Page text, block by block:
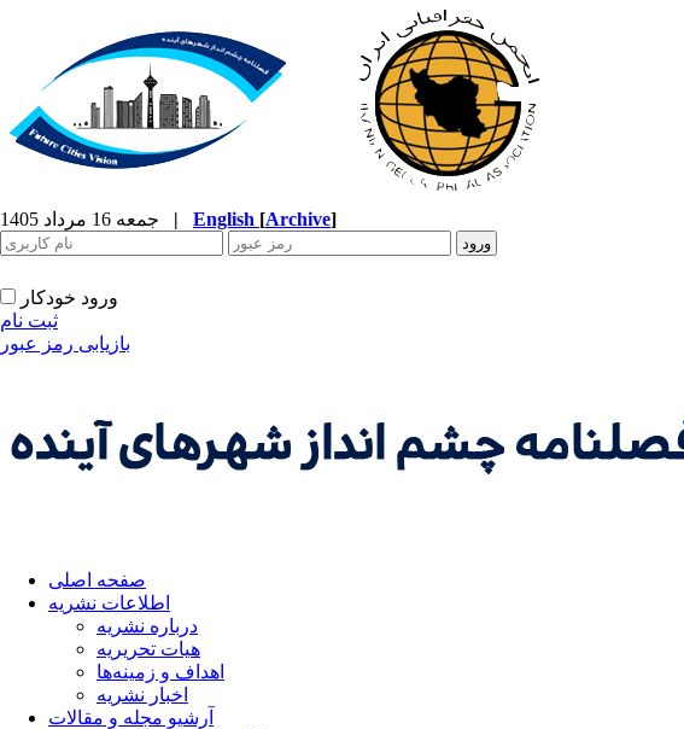
| English [Archive]
ورود خودکار
ثبت نام
بازیابی رمز عبور
صفحه اصلی
اطلاعات نشریه
درباره نشریه
هیات تحریریه
اهداف و زمینه‌ها
اخبار نشریه
آرشیو مجله و مقالات